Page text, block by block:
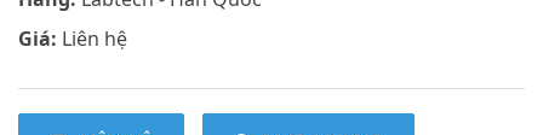
Giá: Liên hệ